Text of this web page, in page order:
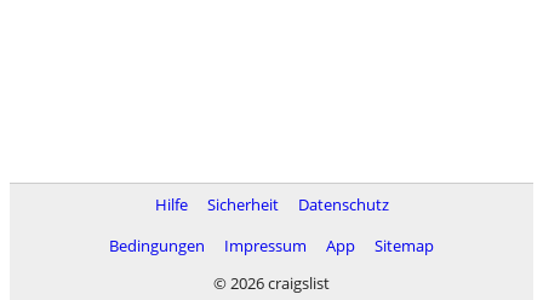
Hilfe Sicherheit
Datenschutz
Bedingungen
Impressum App
Sitemap
© 2026 craigslist